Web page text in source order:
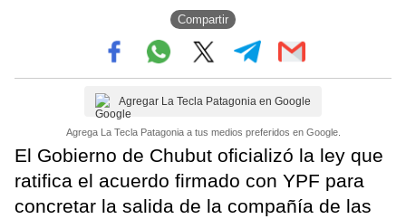
Compartir
Agregar La Tecla Patagonia en Google
Agrega La Tecla Patagonia a tus medios preferidos en Google.
El Gobierno de Chubut oficializó la ley que
ratifica el acuerdo firmado con YPF para
concretar la salida de la compañía de las